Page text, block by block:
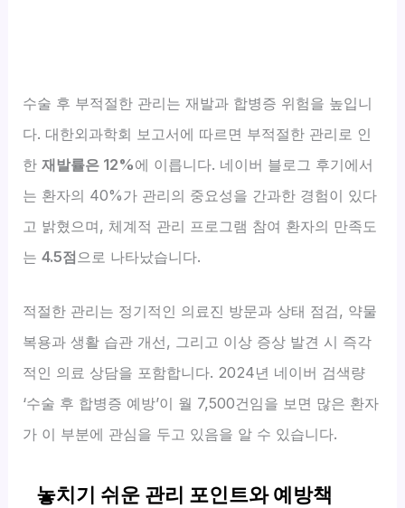
수술 후 부적절한 관리는 재발과 합병증 위험을 높입니
다. 대한외과학회 보고서에 따르면 부적절한 관리로 인
한재발률은 12%에 이릅니다. 네이버 블로그 후기에서
는 환자의 40%가 관리의 중요성을 간과한 경험이 있다
고 밝혔으며, 체계적 관리 프로그램 참여 환자의 만족도
는4.5점으로 나타났습니다.
적절한 관리는 정기적인 의료진 방문과 상태 점검, 약물
복용과 생활 습관 개선, 그리고 이상 증상 발견 시 즉각
적인 의료 상담을 포함합니다. 2024년 네이버 검색량
‘수술 후 합병증 예방’이 월 7,500건임을 보면 많은 환자
가 이 부분에 관심을 두고 있음을 알 수 있습니다.
놓치기 쉬운 관리 포인트와 예방책